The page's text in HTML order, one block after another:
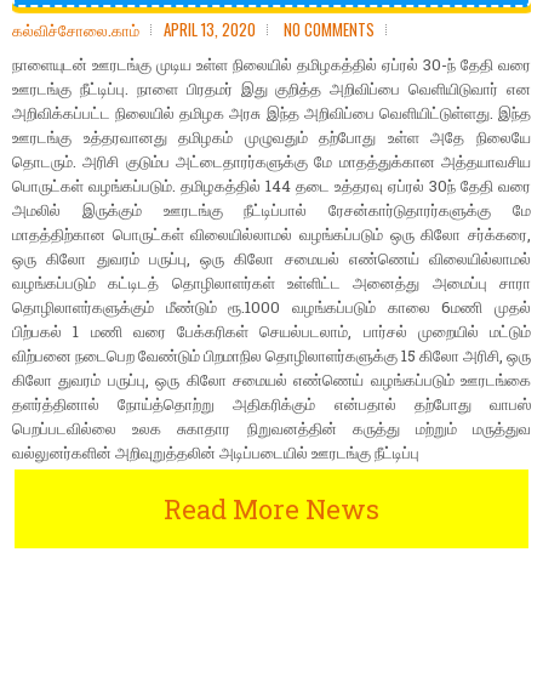
கல்விச்சோலை.காம் APRIL 13, 2020 NO COMMENTS
நாளையுடன் ஊரடங்கு முடிய உள்ள நிலையில் தமிழகத்தில் ஏப்ரல் 30-ந் தேதி வரை
ஊரடங்கு நீட்டிப்பு. நாளை பிரதமர் இது குறித்த அறிவிப்பை வெளியிடுவார் என
அறிவிக்கப்பட்ட நிலையில் தமிழக அரசு இந்த அறிவிப்பை வெளியிட்டுள்ளது. இந்த
ஊரடங்கு உத்தரவானது தமிழகம் முழுவதும் தற்போது உள்ள அதே நிலையே
தொடரும். அரிசி குடும்ப அட்டைதாரர்களுக்கு மே மாதத்துக்கான அத்தயாவசிய
பொருட்கள் வழங்கப்படும். தமிழகத்தில் 144 தடை உத்தரவு ஏப்ரல் 30ந் தேதி வரை
அமலில் இருக்கும் ஊரடங்கு நீட்டிப்பால் ரேசன்கார்டுதாரர்களுக்கு மே
மாதத்திற்கான பொருட்கள் விலையில்லாமல் வழங்கப்படும் ஒரு கிலோ சர்க்கரை,
ஒரு கிலோ துவரம் பருப்பு, ஒரு கிலோ சமையல் எண்ணெய் விலையில்லாமல்
வழங்கப்படும் கட்டிடத் தொழிலாளர்கள் உள்ளிட்ட அனைத்து அமைப்பு சாரா
தொழிலாளர்களுக்கும் மீண்டும் ரூ.1000 வழங்கப்படும் காலை 6மணி முதல்
பிற்பகல் 1 மணி வரை பேக்கரிகள் செயல்படலாம், பார்சல் முறையில் மட்டும்
விற்பனை நடைபெற வேண்டும் பிறமாநில தொழிலாளர்களுக்கு 15 கிலோ அரிசி, ஒரு
கிலோ துவரம் பருப்பு, ஒரு கிலோ சமையல் எண்ணெய் வழங்கப்படும் ஊரடங்கை
தளர்த்தினால் நோய்த்தொற்று அதிகரிக்கும் என்பதால் தற்போது வாபஸ்
பெறப்படவில்லை உலக சுகாதார நிறுவனத்தின் கருத்து மற்றும் மருத்துவ
வல்லுனர்களின் அறிவுறுத்தலின் அடிப்படையில் ஊரடங்கு நீட்டிப்பு
Read More News